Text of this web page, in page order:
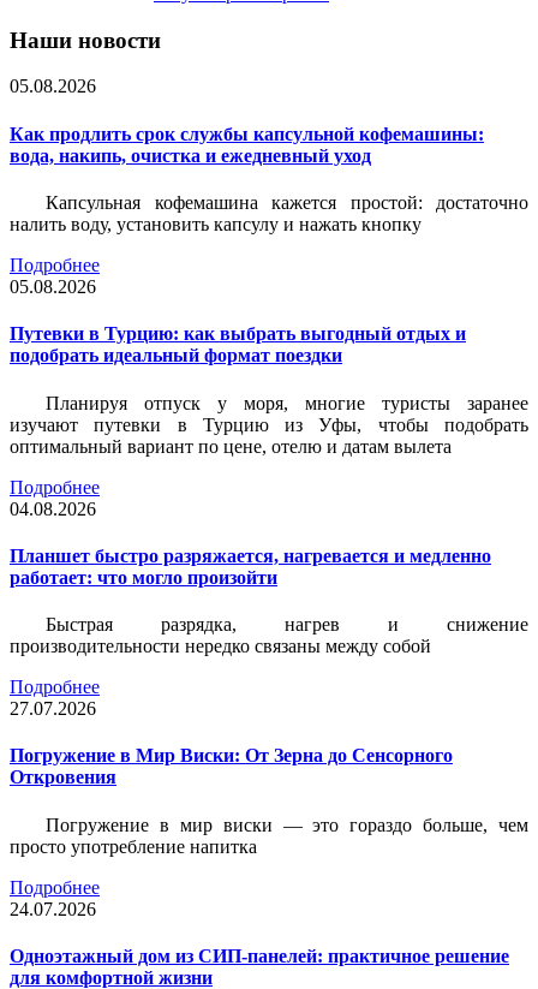
Наши новости
05.08.2026
Как продлить срок службы капсульной кофемашины:
вода, накипь, очистка и ежедневный уход
Капсульная кофемашина кажется простой: достаточно
налить воду, установить капсулу и нажать кнопку
Подробнее
05.08.2026
Путевки в Турцию: как выбрать выгодный отдых и
подобрать идеальный формат поездки
Планируя отпуск у моря, многие туристы заранее
изучают путевки в Турцию из Уфы, чтобы подобрать
оптимальный вариант по цене, отелю и датам вылета
Подробнее
04.08.2026
Планшет быстро разряжается, нагревается и медленно
работает: что могло произойти
Быстрая разрядка, нагрев и снижение
производительности нередко связаны между собой
Подробнее
27.07.2026
Погружение в Мир Виски: От Зерна до Сенсорного
Откровения
Погружение в мир виски — это гораздо больше, чем
просто употребление напитка
Подробнее
24.07.2026
Одноэтажный дом из СИП-панелей: практичное решение
для комфортной жизни